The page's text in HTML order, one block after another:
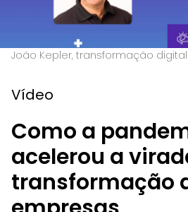
João Kepler, transformação digital
Vídeo
Como a
acelerou a
transformação